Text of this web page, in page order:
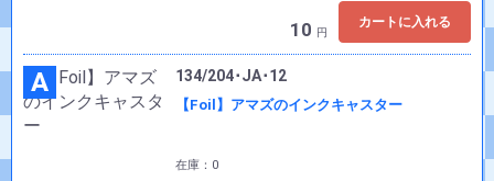
10 円
カートに入れる
A 134/204･JA･12
【Foil】アマズのインクキャスター
在庫：0